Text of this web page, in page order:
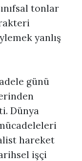
tonlar
yanlış
günü
Dünya
hareket
işçi